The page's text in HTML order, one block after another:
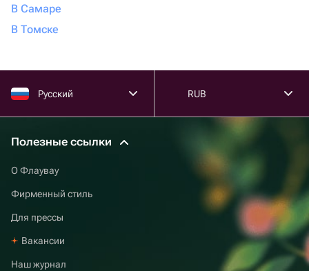
В Самаре
В Томске
Русский RUB
Полезные ссылки
О Флаувау
Фирменный стиль
Для прессы
Вакансии
Наш журнал